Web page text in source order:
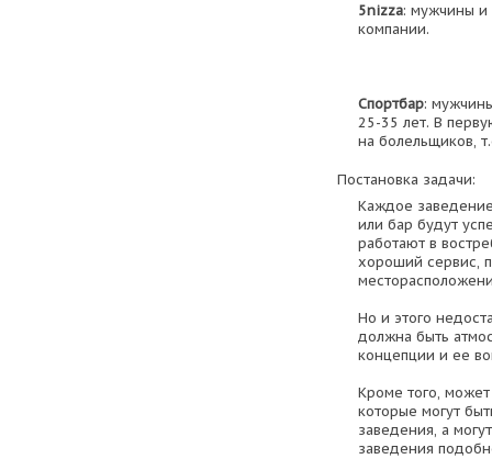
5nizza: мужчины
компании.
Спортбар:
25-35 лет. В
на болельщиков,
Постановка задачи:
Каждое
или бар будут
работают в
хороший сервис,
Но и этого
должна быть
концепции и ее
Кроме того,
которые могут
заведения, а
заведения